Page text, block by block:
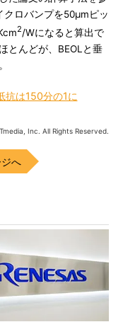
ロバンプを50μmピッ
2/Wになると算出で
とんどが、BEOLと垂
抗は150分の1に
Inc. All Rights Reserved.
へ